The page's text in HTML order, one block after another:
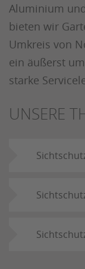
Aluminium
bieten wir
Umkreis von
ein äußerst
starke
UNSERE